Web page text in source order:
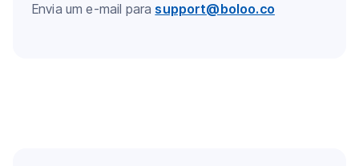
Envia um e-mail para support@boloo.co